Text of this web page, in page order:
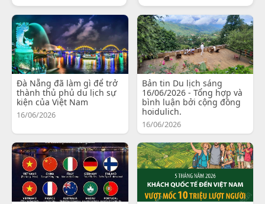
Đà Nẵng đã làm gì để trở
thành thủ phủ du lịch sự
kiện của Việt Nam
16/06/2026
Bản tin Du lịch sáng
16/06/2026 - Tổng hợp và
bình luận bởi cộng đồng
hoidulich.
16/06/2026